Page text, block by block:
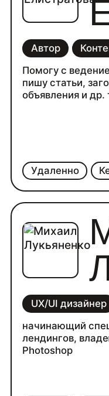
Удаленно
Автор
Помогу с
пишу статьи,
объявления и
UX/UI дизайнер
начинающий
лендингов,
Photoshop